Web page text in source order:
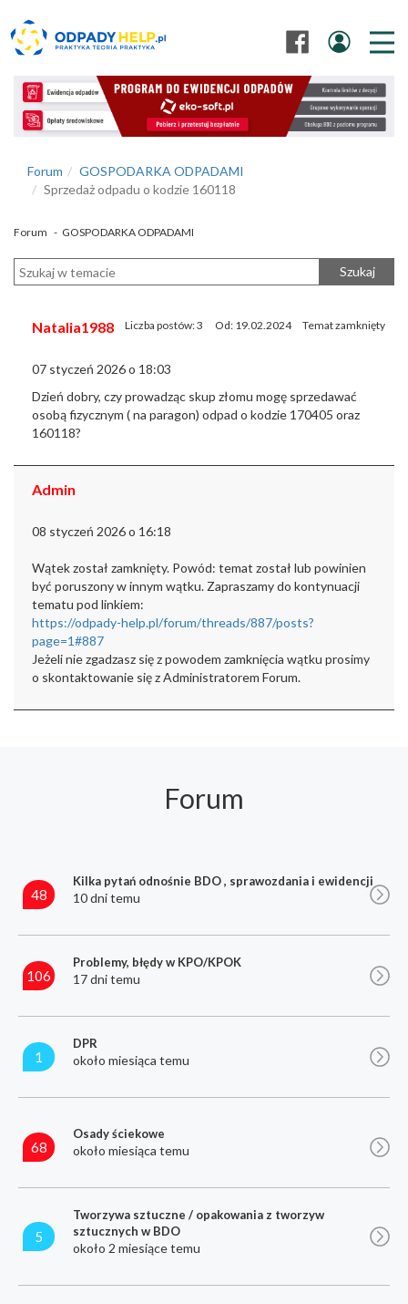
Forum
GOSPODARKA ODPADAMI
Sprzedaż odpadu o kodzie 160118
Forum - GOSPODARKA ODPADAMI
Szukaj
Natalia1988 Liczba postów: 3 Od: 19.02.2024 Temat zamknięty
07 styczeń 2026 o 18:03
Dzień dobry, czy prowadząc skup złomu mogę sprzedawać
osobą fizycznym ( na paragon) odpad o kodzie 170405 oraz
160118?
Admin
08 styczeń 2026 o 16:18
Wątek został zamknięty. Powód: temat został lub powinien
być poruszony w innym wątku.Zapraszamy do kontynuacji
tematu pod linkiem:
https://odpady-help.pl/forum/threads/887/posts?
page=1#887
Jeżeli nie zgadzasz się z powodem zamknięcia wątku prosimy
o skontaktowanie się z Administratorem Forum.
Forum
48
Kilka pytań odnośnie BDO , sprawozdania i ewidencji
10 dni temu
106
Problemy, błędy w KPO/KPOK
17 dni temu
1
DPR
około miesiąca temu
68
Osady ściekowe
około miesiąca temu
5
Tworzywa sztuczne / opakowania z tworzyw
sztucznych w BDO
około 2 miesiące temu